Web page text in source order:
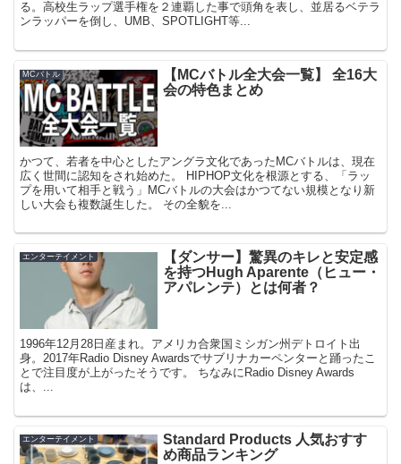
る。高校生ラップ選手権を２連覇した事で頭角を表し、並居るベテラ
ンラッパーを倒し、UMB、SPOTLIGHT等...
MCバトル
【MCバトル全大会一覧】 全16大
会の特色まとめ
かつて、若者を中心としたアングラ文化であったMCバトルは、現在
広く世間に認知をされ始めた。 HIPHOP文化を根源とする、「ラッ
プを用いて相手と戦う」MCバトルの大会はかつてない規模となり新
しい大会も複数誕生した。 その全貌を...
エンターテイメント
【ダンサー】驚異のキレと安定感
を持つHugh Aparente（ヒュー・
アパレンテ）とは何者？
1996年12月28日産まれ。アメリカ合衆国ミシガン州デトロイト出
身。2017年Radio Disney Awardsでサブリナカーペンターと踊ったこ
とで注目度が上がったそうです。 ちなみにRadio Disney Awards
は、...
エンターテイメント
Standard Products 人気おすす
め商品ランキング